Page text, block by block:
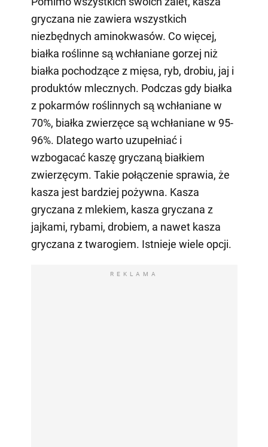
gryczana nie zawiera wszystkich
niezbędnych aminokwasów. Co więcej,
białka roślinne są wchłaniane gorzej niż
białka pochodzące z mięsa, ryb, drobiu, jaj i
produktów mlecznych. Podczas gdy białka
z pokarmów roślinnych są wchłaniane w
70%, białka zwierzęce są wchłaniane w 95-
96%. Dlatego warto uzupełniać i
wzbogacać kaszę gryczaną białkiem
zwierzęcym. Takie połączenie sprawia, że
kasza jest bardziej pożywna. Kasza
gryczana z mlekiem, kasza gryczana z
jajkami, rybami, drobiem, a nawet kasza
gryczana z twarogiem. Istnieje wiele opcji.
REKLAMA